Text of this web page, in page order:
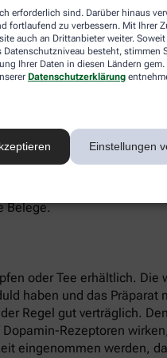
erforderlich sind. Darüber hinaus
fortlaufend zu verbessern. Mit Ihrer
auch an Drittanbieter weiter. Soweit
besteht, stimmen
Ihrer Daten in diesen Ländern
Datenschutzerklärung
Einstellungen
alternatives
wie
Prolaktin. Prolaktin
die prolaktinsenkende
mit einem unerfüllten
Auch bei
Belege.
oder Tee erhältlich.
haben und das
Regel gut verträglich.
Rezeptoren
eingenommen werden,